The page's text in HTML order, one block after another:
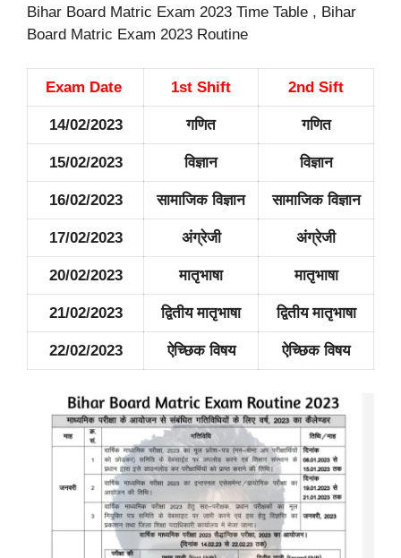
Bihar Board Matric Exam 2023 Time Table , Bihar
Board Matric Exam 2023 Routine
Exam Date 1st Shift 2nd Sift
14/02/2023 गणित गणित
15/02/2023 विज्ञान विज्ञान
16/02/2023 सामाजिक विज्ञान सामाजिक विज्ञान
17/02/2023 अंग्रेजी अंग्रेजी
20/02/2023 मातृभाषा मातृभाषा
21/02/2023 द्वितीय मातृभाषा द्वितीय मातृभाषा
22/02/2023 ऐच्छिक विषय ऐच्छिक विषय